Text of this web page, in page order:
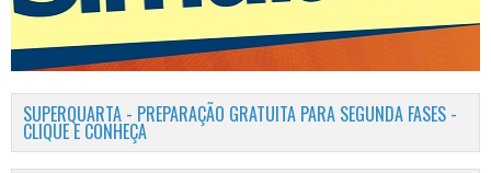
SUPERQUARTA - PREPARAÇÃO GRATUITA PARA SEGUNDA FASES -
CLIQUE E CONHEÇA